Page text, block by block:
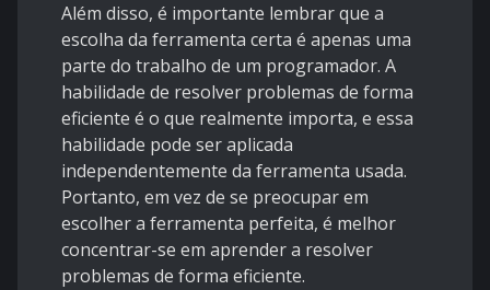
Além disso, é importante lembrar que a
escolha da ferramenta certa é apenas uma
parte do trabalho de um programador. A
habilidade de resolver problemas de forma
eficiente é o que realmente importa, e essa
habilidade pode ser aplicada
independentemente da ferramenta usada.
Portanto, em vez de se preocupar em
escolher a ferramenta perfeita, é melhor
concentrar-se em aprender a resolver
problemas de forma eficiente.